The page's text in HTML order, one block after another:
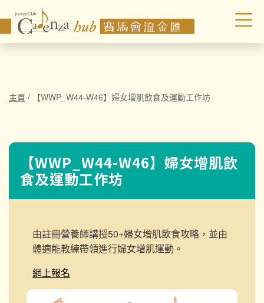
主頁 / 【WWP_W44-W46】婦女增肌飲食及運動工作坊
【WWP_W44-W46】婦女增肌飲
食及運動工作坊
由註冊營養師講授50+婦女增肌飲食攻略，並由
體適能教練帶領進行婦女增肌運動。
網上報名